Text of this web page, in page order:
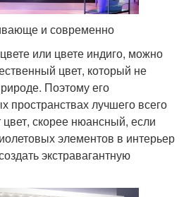
и современно
или цвете индиго, можно
цвет, который не
Поэтому его
пространствах лучшего всего
скорее нюансный, если
элементов в интерьер
экстравагантную